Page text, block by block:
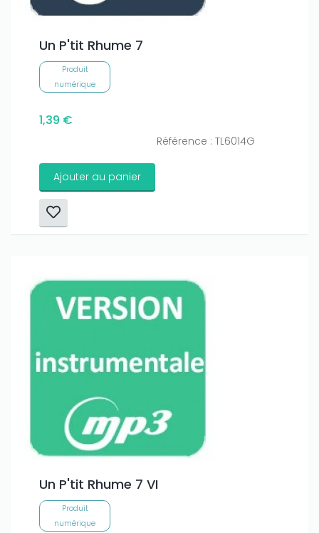
Un P'tit Rhume 7
Produit
numérique
1,39 €
Référence : TL6014G
Ajouter au panier
Un P'tit Rhume 7 VI
Produit
numérique